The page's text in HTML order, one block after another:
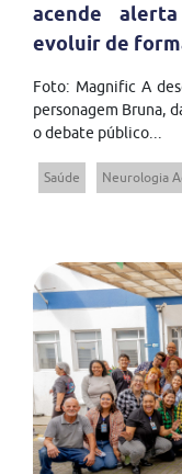
acende
evoluir de
Foto: Magnific A
personagem Bruna,
o debate público...
Saúde Neurologia